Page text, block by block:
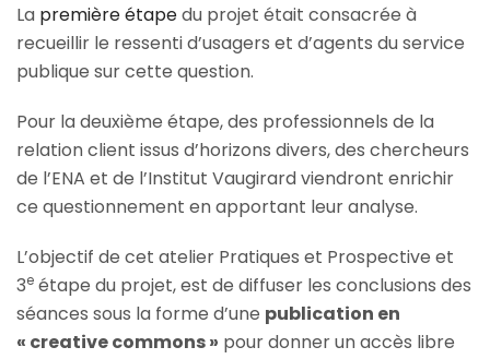
La première étapedu projet était consacrée à
recueillir le ressenti d’usagers et d’agents du service
publique sur cette question.
Pour la deuxième étape, des professionnels de la
relation client issus d’horizons divers, des chercheurs
de l’ENA et de l’Institut Vaugirard viendront enrichir
ce questionnement en apportant leur analyse.
L’objectif de cet atelier Pratiques et Prospective et
3e étape du projet, est de diffuser les conclusions des
séances sous la forme d’une publication en
« creative commons » pour donner un accès libre